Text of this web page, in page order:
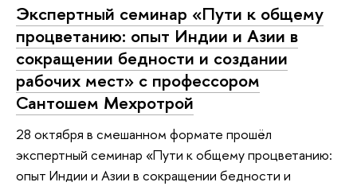
Экспертный семинар «Пути к общему
процветанию: опыт Индии и Азии в
сокращении бедности и создании
рабочих мест» с профессором
Сантошем Мехротрой
28 октября в смешанном формате прошёл
экспертный семинар «Пути к общему процветанию:
опыт Индии и Азии в сокращении бедности и